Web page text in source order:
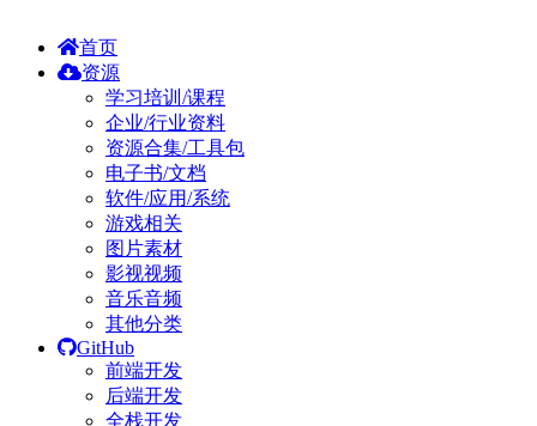
首页
资源
学习培训/课程
企业/行业资料
资源合集/工具包
电子书/文档
软件/应用/系统
游戏相关
图片素材
影视视频
音乐音频
其他分类
GitHub
前端开发
后端开发
全栈开发